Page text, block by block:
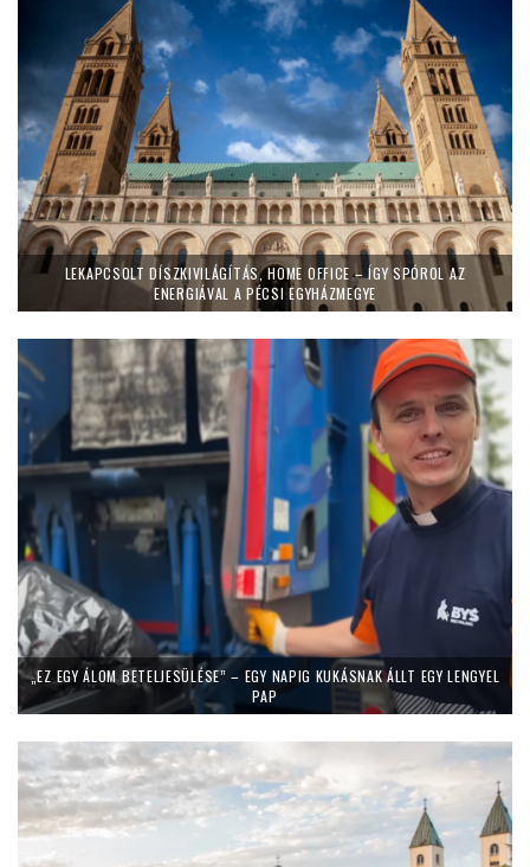
LEKAPCSOLT DÍSZKIVILÁGÍTÁS, HOME OFFICE – ÍGY SPÓROL AZ
ENERGIÁVAL A PÉCSI EGYHÁZMEGYE
„EZ EGY ÁLOM BETELJESÜLÉSE” – EGY NAPIG KUKÁSNAK ÁLLT EGY LENGYEL
PAP